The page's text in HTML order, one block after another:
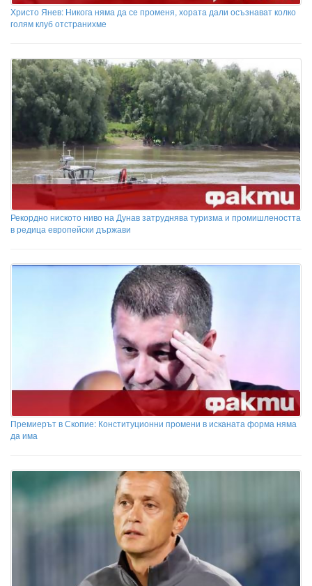
Христо Янев: Никога няма да се променя, хората дали осъзнават колко
голям клуб отстранихме
Рекордно ниското ниво на Дунав затруднява туризма и промишлеността
в редица европейски държави
Премиерът в Скопие: Конституционни промени в исканата форма няма
да има